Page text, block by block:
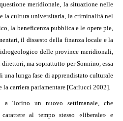
meridionale, la situazione nelle
la cultura universitaria, la criminalità nel
la beneficenza pubblica e le opere pie,
il dissesto della finanza locale e la
delle province meridionali,
ma soprattutto per Sonnino, essa
lunga fase di apprendistato culturale
carriera parlamentare [Carlucci 2002].
Torino un nuovo settimanale, che
al tempo stesso «liberale» e